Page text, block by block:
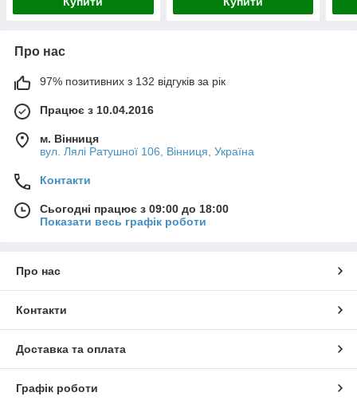
Про нас
97% позитивних з 132 відгуків за рік
Працює з 10.04.2016
м. Вінниця
вул. Лялі Ратушної 106, Вінниця, Україна
Контакти
Сьогодні працює з 09:00 до 18:00
Показати весь графік роботи
Про нас
Контакти
Доставка та оплата
Графік роботи